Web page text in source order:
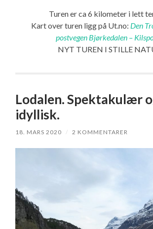
Turen er ca 6 kilometer i lett
Kart over turen ligg på Ut.no: Den
postvegen Bjørkedalen –
NYT TUREN I STILLE
Lodalen. Spektakulær
idyllisk.
18. MARS 2020 / 2 KOMMENTARER